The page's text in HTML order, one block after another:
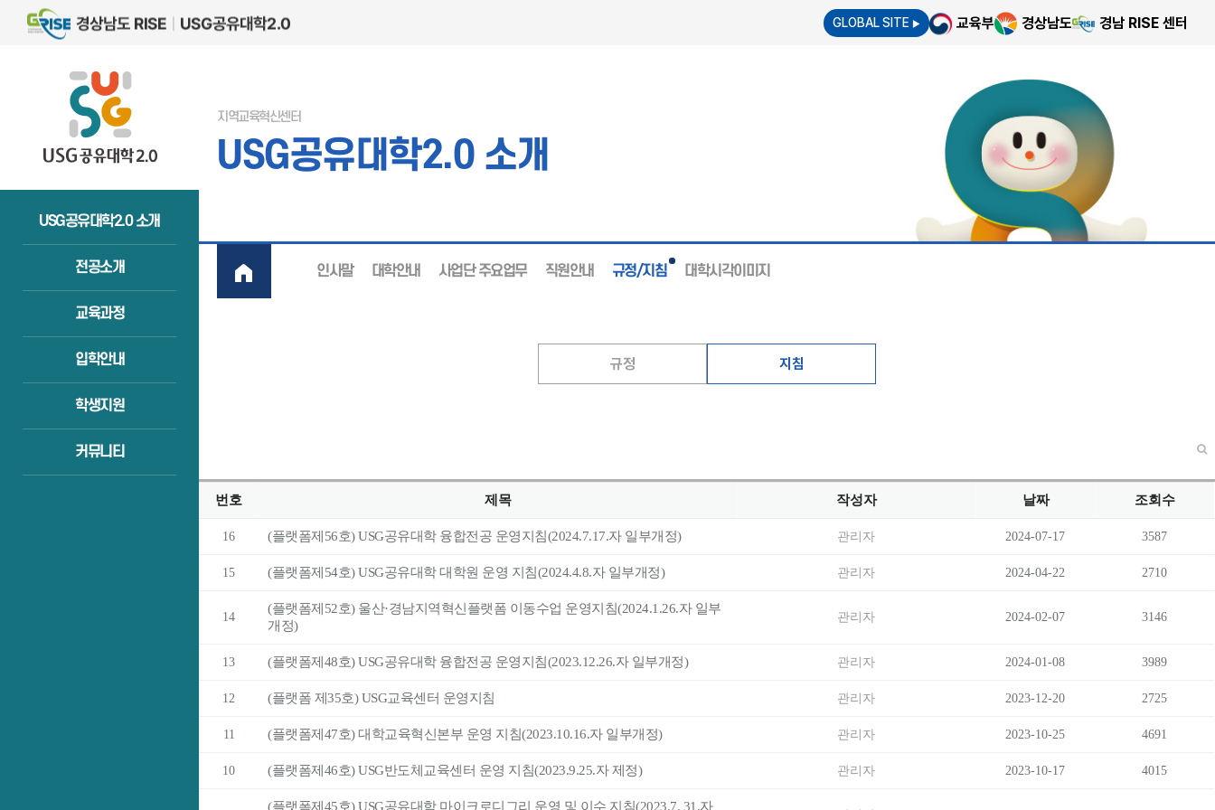
GLOBAL SITE ▶ 교육부 경상남도 경남 RISE 센터
USG공유대학2.0 소개
전공소개
교육과정
입학안내
학생지원
커뮤니티
지역교육혁신센터
USG공유대학2.0 소개
인사말 대학안내 사업단 주요업무 직원안내 규정/지침 대학시각이미지
규정 지침
번호 제목 작성자 날짜 조회수
16 (플랫폼제56호) USG공유대학 융합전공 운영지침(2024.7.17.자 일부개정) 관리자 2024-07-17 3587
15 (플랫폼제54호) USG공유대학 대학원 운영 지침(2024.4.8.자 일부개정) 관리자 2024-04-22 2710
14
(플랫폼제52호) 울산·경남지역혁신플랫폼 이동수업 운영지침(2024.1.26.자 일부
개정)
관리자 2024-02-07 3146
13 (플랫폼제48호) USG공유대학 융합전공 운영지침(2023.12.26.자 일부개정) 관리자 2024-01-08 3989
12 (플랫폼 제35호) USG교육센터 운영지침 관리자 2023-12-20 2725
11 (플랫폼제47호) 대학교육혁신본부 운영 지침(2023.10.16.자 일부개정) 관리자 2023-10-25 4691
10 (플랫폼제46호) USG반도체교육센터 운영 지침(2023.9.25.자 제정) 관리자 2023-10-17 4015
(플랫폼제45호) USG공유대학 마이크로디그리 운영 및 이수 지침(2023.7. 31.자